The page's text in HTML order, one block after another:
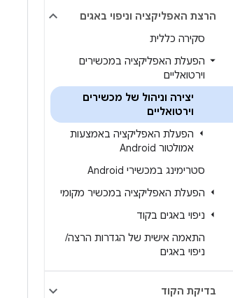
הרצת האפליקציה וניפוי באגים
סקירה כללית
הפעלת האפליקציה במכשירים
וירטואליים
יצירה וניהול של מכשירים
וירטואליים
הפעלת האפליקציה באמצעות
אמולטור Android
סטרימינג במכשירי Android
הפעלת האפליקציה במכשיר מקומי
ניפוי באגים בקוד
התאמה אישית של הגדרות הרצה/
ניפוי באגים
בדיקת הקוד